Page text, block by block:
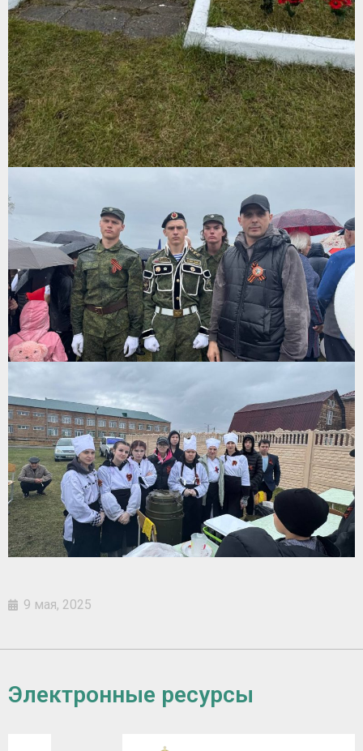
9 мая, 2025
Электронные ресурсы